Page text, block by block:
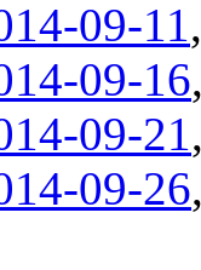
09-11
09-16
09-21
09-26